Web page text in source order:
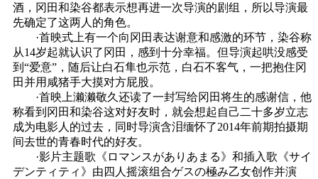
酒，冈田和染谷都表示想再进一次导演的剧组，所以导演最
先确定了这两人的角色。
·首映式上有一个向冈田表达谢意和感激的环节，染谷称
从14岁起就认识了冈田，感到十分幸福。但导演起哄没感受
到“爱意”，随后让白石隼也示范，白石不客气，一把抱住冈
田并用咸猪手大摸对方屁股。
·首映上濑濑敬久还读了一封写给冈田将生的感谢信，他
称看到冈田和染谷这对好友时，就会想起自己二十多岁立志
成为电影人的过去，同时导演含泪缅怀了2014年前期拍摄期
间去世的青春时代的好友。
·影片主题歌《ロマンスがありあまる》和插入歌《サイ
デンティティ》由四人摇滚组合ゲスの極み乙女创作并演